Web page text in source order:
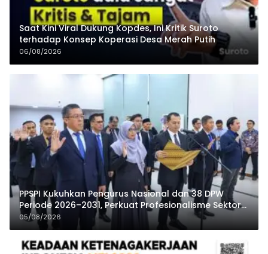
Saat Kini Viral Dukung Kopdes, Ini Kritik Suroto
terhadap Konsep Koperasi Desa Merah Putih
06/08/2026
PPSPI Kukuhkan Pengurus Nasional dan 38 DPW
Periode 2026–2031, Perkuat Profesionalisme Sektor
Publik
05/08/2026